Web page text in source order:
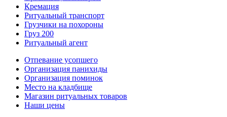
Кремация
Ритуальный транспорт
Грузчики на похороны
Груз 200
Ритуальный агент
Отпевание усопшего
Организация панихиды
Организация поминок
Место на кладбище
Магазин ритуальных товаров
Наши цены